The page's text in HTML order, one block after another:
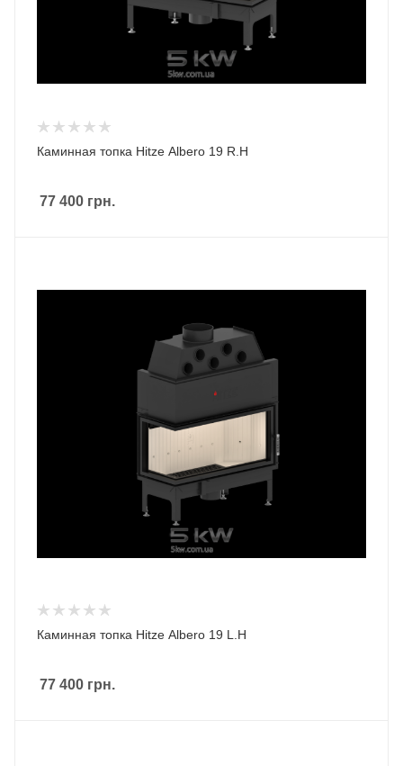
Каминная топка Hitze Albero 19 R.H
77 400 грн.
Каминная топка Hitze Albero 19 L.H
77 400 грн.